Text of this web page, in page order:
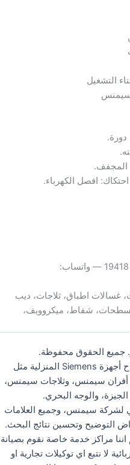
التشغيل
دورة.
المجفف.
افصل الكهرباء.
— للحجز: 19418 — واتساب:
اطباق، ثلاجات، ديب
مسطحات، شفاط، ميكروويف،
الحقوق محفوظة.
نحن مركز صيانة متخصص في إصلاح أجهزة Siemens المنزلية مثل
سيمنس، وثلاجات سيمنس،
والوجه البحري.
لشركة سيمنس، وجميع العلامات
التوضيح وتحسين نتائج البحث.
اننا مراكز خدمة خاصة نقوم بصيانة
لا نتبع اي توكيلات تجارية او